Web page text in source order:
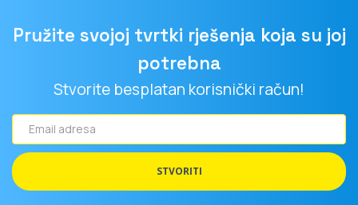
Pružite svojoj tvrtki rješenja koja su joj
potrebna
Stvorite besplatan korisnički račun!
Email
adresa
STVORITI